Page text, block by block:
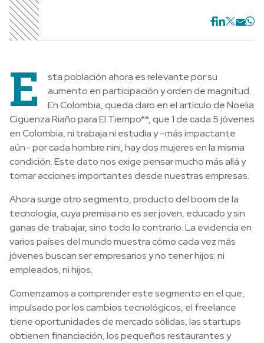
E
sta población ahora es relevante por su
aumento en participación y orden de magnitud.
En Colombia, queda claro en el artículo de Noelia
Cigüenza Riaño para El Tiempo**, que 1 de cada 5 jóvenes
en Colombia, ni trabaja ni estudia y –más impactante
aún– por cada hombre nini, hay dos mujeres en la misma
condición. Este dato nos exige pensar mucho más allá y
tomar acciones importantes desde nuestras empresas.
Ahora surge otro segmento, producto del boom de la
tecnología, cuya premisa no es ser joven, educado y sin
ganas de trabajar, sino todo lo contrario. La evidencia en
varios países del mundo muestra cómo cada vez más
jóvenes buscan ser empresarios y no tener hijos: ni
empleados, ni hijos.
Comenzamos a comprender este segmento en el que,
impulsado por los cambios tecnológicos, el freelance
tiene oportunidades de mercado sólidas, las startups
obtienen financiación, los pequeños restaurantes y